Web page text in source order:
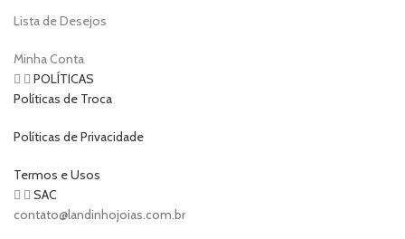
Lista de Desejos
Minha Conta
POLÍTICAS
Políticas de Troca
Políticas de Privacidade
Termos e Usos
SAC
contato@landinhojoias.com.br